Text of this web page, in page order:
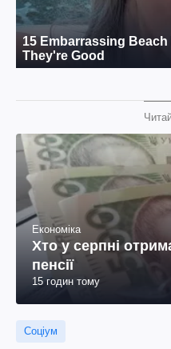
Економіка
Хто у серпні
пенсії
15 годин тому
Соціум